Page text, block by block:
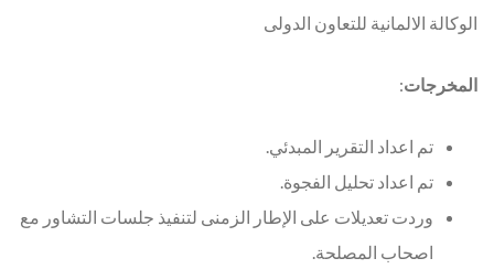
الوكالة الالمانية للتعاون الدولى
المخرجات:
تم اعداد التقرير المبدئي.
تم اعداد تحليل الفجوة.
وردت تعديلات على الإطار الزمنى لتنفيذ جلسات التشاور مع
اصحاب المصلحة.